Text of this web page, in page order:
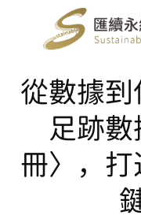
從數據
足跡
冊〉，打